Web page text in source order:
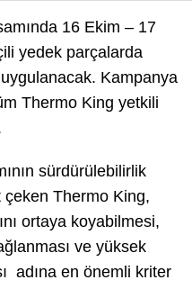
16 Ekim – 17
yedek parçalarda
Kampanya
Thermo King yetkili
sürdürülebilirlik
çeken Thermo King,
ortaya koyabilmesi,
ve yüksek
adına en önemli kriter